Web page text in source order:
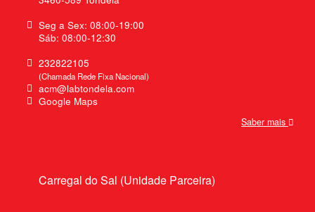
Seg a Sex: 08:00-19:00
Sáb: 08:00-12:30
232822105
(Chamada Rede Fixa Nacional)
acm@labtondela.com
Google Maps
Saber mais
Carregal do Sal (Unidade Parceira)